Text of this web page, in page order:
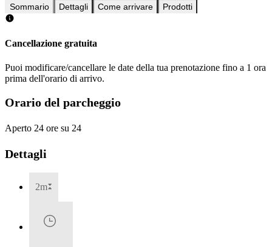
Sommario Dettagli Come arrivare Prodotti
Cancellazione gratuita
Puoi modificare/cancellare le date della tua prenotazione fino a 1 ora
prima dell'orario di arrivo.
Orario del parcheggio
Aperto 24 ore su 24
Dettagli
2m